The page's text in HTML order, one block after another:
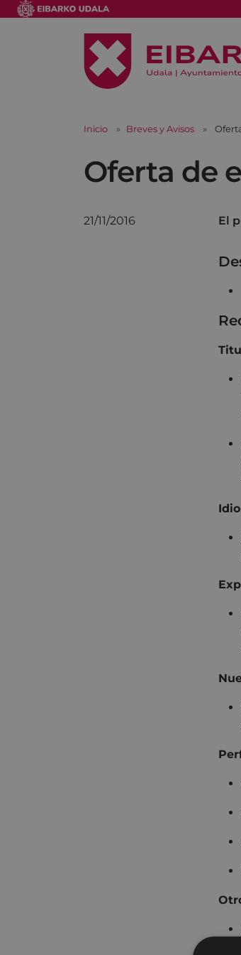
Inicio Breves y Avisos
Oferta de
21/11/2016 El